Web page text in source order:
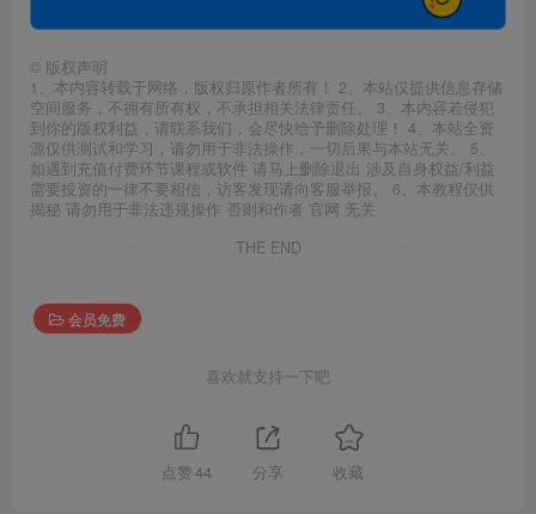
© 版权声明
1、本内容转载于网络，版权归原作者所有！ 2、本站仅提供信息存储
空间服务，不拥有所有权，不承担相关法律责任。 3、本内容若侵犯
到你的版权利益，请联系我们，会尽快给予删除处理！ 4、本站全资
源仅供测试和学习，请勿用于非法操作，一切后果与本站无关。 5、
如遇到充值付费环节课程或软件 请马上删除退出 涉及自身权益/利益
需要投资的一律不要相信，访客发现请向客服举报。 6、本教程仅供
揭秘 请勿用于非法违规操作 否则和作者 官网 无关
THE END
会员免费
喜欢就支持一下吧
点赞 44 分享 收藏